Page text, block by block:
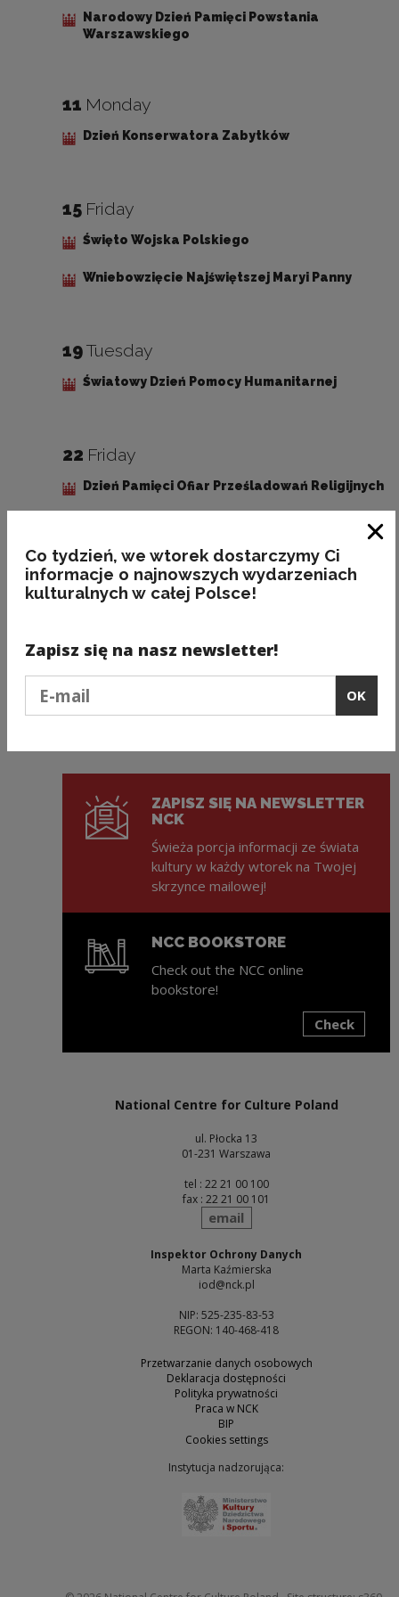
Narodowy Dzień Pamięci Powstania
Warszawskiego
11 Monday
Dzień Konserwatora Zabytków
15 Friday
Święto Wojska Polskiego
Wniebowzięcie Najświętszej Maryi Panny
19Tuesday
Światowy Dzień Pomocy Humanitarnej
22 Friday
Dzień Pamięci Ofiar Prześladowań Religijnych
23Saturday
Europejski Dzień Pamięci Ofiar Reżimów
Totalitarnych
31Sunday
ZAPISZ SIĘ NA NEWSLETTER
NCK
Świeża porcja informacji ze świata
kultury w każdy wtorek na Twojej
skrzynce mailowej!
NCC BOOKSTORE
Check out the NCC online
bookstore!
Check
National Centre for Culture Poland
ul. Płocka 13
01-231 Warszawa
tel : 22 21 00 100
fax : 22 21 00 101
send
email
Inspektor Ochrony Danych
Marta Kaźmierska
iod@nck.pl
NIP: 525-235-83-53
REGON: 140-468-418
Przetwarzanie danych osobowych
Deklaracja dostępności
Polityka prywatności
Praca w NCK
BIP
Cookies settings
Instytucja nadzorująca:
Co tydzień, we wtorek dostarczymy Ci
informacje o najnowszych wydarzeniach
kulturalnych w całej Polsce!
Zapisz się na nasz newsletter!
OK